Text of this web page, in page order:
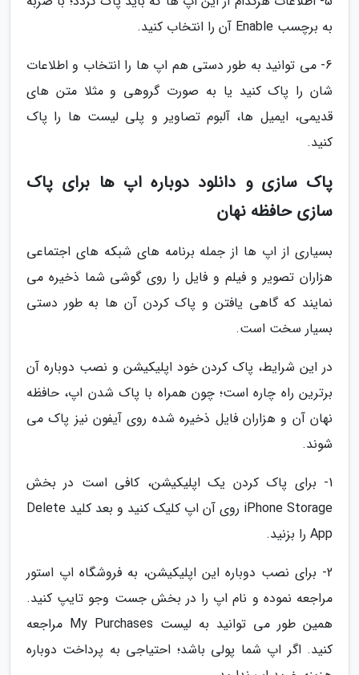
به برچسب Enable آن را انتخاب کنید.
6- می توانید به طور دستی هم اپ ها را انتخاب و اطلاعات
شان را پاک کنید یا به صورت گروهی و مثلا متن های
قدیمی، ایمیل ها، آلبوم تصاویر و پلی لیست ها را پاک
کنید.
پاک سازی و دانلود دوباره اپ ها برای پاک
سازی حافظه نهان
بسیاری از اپ ها از جمله برنامه های شبکه های اجتماعی
هزاران تصویر و فیلم و فایل را روی گوشی شما ذخیره می
نمایند که گاهی یافتن و پاک کردن آن ها به طور دستی
بسیار سخت است.
در این شرایط، پاک کردن خود اپلیکیشن و نصب دوباره آن
برترین راه چاره است؛ چون همراه با پاک شدن اپ، حافظه
نهان آن و هزاران فایل ذخیره شده روی آیفون نیز پاک می
شوند.
1- برای پاک کردن یک اپلیکیشن، کافی است در بخش
iPhone Storage روی آن اپ کلیک کنید و بعد کلید Delete
App را بزنید.
2- برای نصب دوباره این اپلیکیشن، به فروشگاه اپ استور
مراجعه نموده و نام اپ را در بخش جست وجو تایپ کنید.
همین طور می توانید به لیست My Purchases مراجعه
کنید. اگر اپ شما پولی باشد؛ احتیاجی به پرداخت دوباره